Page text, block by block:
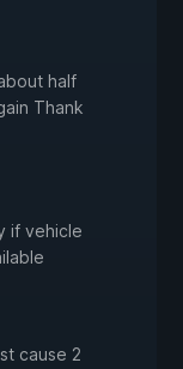
half
Thank
if vehicle
cause 2